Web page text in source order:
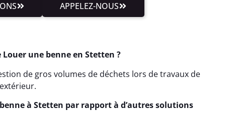
APPELEZ-NOUS
une benne en Stetten ?
de gros volumes de déchets lors de travaux de
à Stetten par rapport à d’autres solutions